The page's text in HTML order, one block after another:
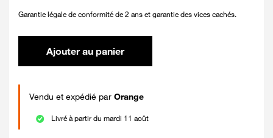
Garantie légale de conformité de 2 ans et garantie des vices cachés.
Ajouter au panier
Vendu et expédié par Orange
Livré à partir du mardi 11 août